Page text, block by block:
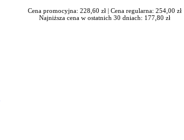
Cena promocyjna: 228,60 zł | Cena regularna: 254,00 zł
Najniższa cena w ostatnich 30 dniach: 177,80 zł